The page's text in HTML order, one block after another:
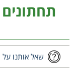
שאל אותנו על